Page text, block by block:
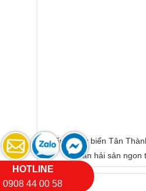
Đến tắm ở biển Tân
ăn hải sản ngon
HOTLINE
0908 44 00 58